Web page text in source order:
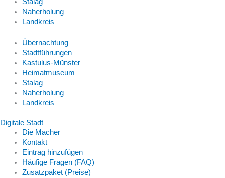
Stalag
Naherholung
Landkreis
Übernachtung
Stadtführungen
Kastulus-Münster
Heimatmuseum
Stalag
Naherholung
Landkreis
Digitale Stadt
Die Macher
Kontakt
Eintrag hinzufügen
Häufige Fragen (FAQ)
Zusatzpaket (Preise)